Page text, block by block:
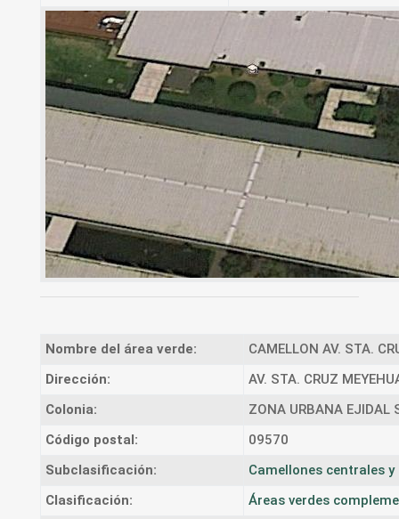
Nombre del área verde:
CAMELLON AV. STA.
Dirección:
AV. STA. CRUZ
Colonia:
ZONA URBANA EJIDAL
Código postal:
09570
Subclasificación:
Camellones centrales
Clasificación:
Áreas verdes